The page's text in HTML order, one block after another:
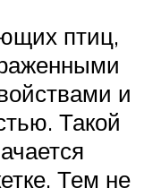
птиц,
и
Такой
Тем не